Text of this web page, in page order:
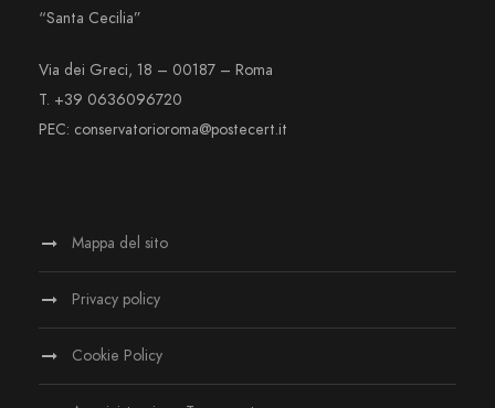
“Santa Cecilia”
Via dei Greci, 18 – 00187 – Roma
T. +39 0636096720
PEC: conservatorioroma@postecert.it
Mappa del sito
Privacy policy
Cookie Policy